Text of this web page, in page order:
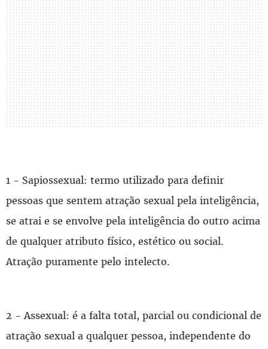
1 - Sapiossexual: termo utilizado para definir
pessoas que sentem atração sexual pela inteligência,
se atrai e se envolve pela inteligência do outro acima
de qualquer atributo físico, estético ou social.
Atração puramente pelo intelecto.
2 - Assexual: é a falta total, parcial ou condicional de
atração sexual a qualquer pessoa, independente do